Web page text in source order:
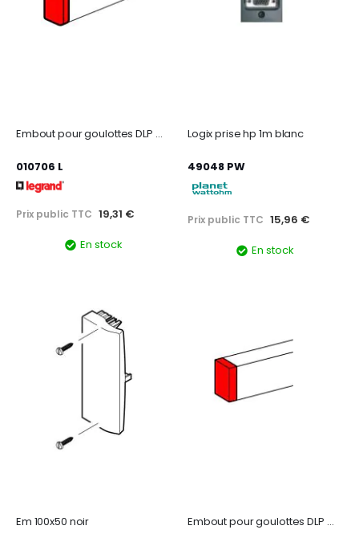
Embout pour goulottes DLP monobloc 65x150mm - blanc
010706 L
Prix public TTC 19,31 €
En stock
Logix prise hp 1m blanc
49048 PW
Prix public TTC 15,96 €
En stock
Em 100x50 noir Embout pour goulottes DLP monobloc 35x80mm ou 50x80mm - blanc